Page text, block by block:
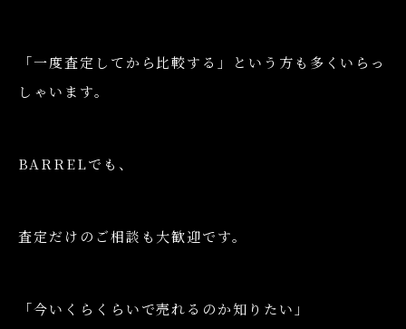
「一度査定してから比較する」という方も多くいらっ
しゃいます。
BARRELでも、
査定だけのご相談も大歓迎です。
「今いくらくらいで売れるのか知りたい」